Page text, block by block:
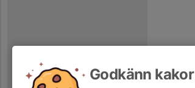
Godkänn kakor